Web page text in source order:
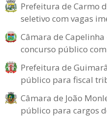
Prefeitura de Carmo
seletivo com vagas
Câmara de
concurso público
Prefeitura de
público para fiscal
Câmara de João
público para cargos